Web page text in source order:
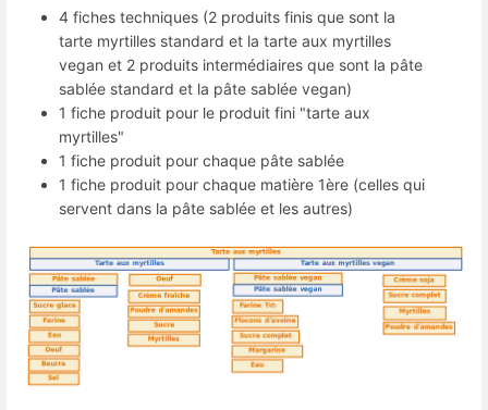
4 fiches techniques (2 produits finis que sont la
tarte myrtilles standard et la tarte aux myrtilles
vegan et 2 produits intermédiaires que sont la pâte
sablée standard et la pâte sablée vegan)
1 fiche produit pour le produit fini "tarte aux
myrtilles"
1 fiche produit pour chaque pâte sablée
1 fiche produit pour chaque matière 1ère (celles qui
servent dans la pâte sablée et les autres)